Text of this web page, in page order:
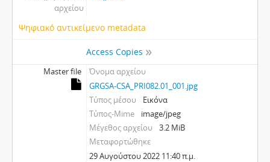
αρχείου
Ψηφιακό αντικείμενο metadata
Access Copies
Master file
Όνομα αρχείου
GRGSA-CSA_PRI082.01_001.jpg
Τύπος μέσου
Εικόνα
Τύπος-Mime
image/jpeg
Μέγεθος αρχείου
3.2 MiB
Μεταφορτώθηκε
29 Αυγούστου 2022 11:40 π.μ.